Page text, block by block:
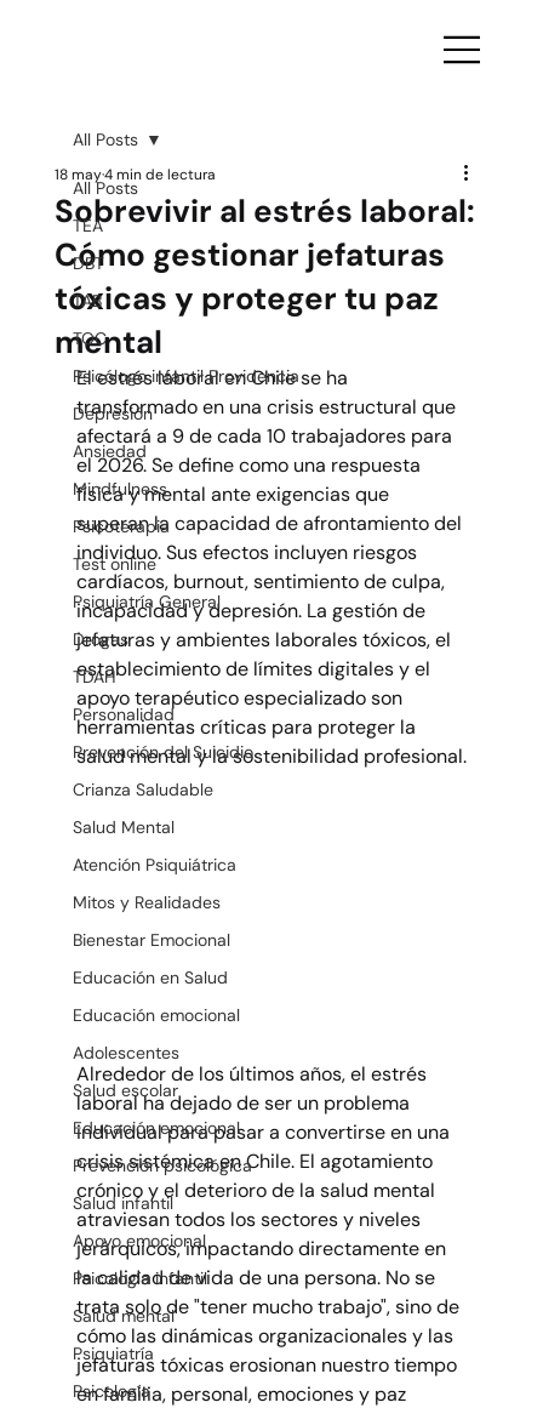
All Posts
TEA
DBT
TAB
TOC
Psicólogo infantil Providencia
Depresión
Ansiedad
Mindfulness
Psicoterapia
Test online
Psiquiatría General
Drogas
TDAH
Personalidad
Prevención del Suicidio
Crianza Saludable
Salud Mental
Atención Psiquiátrica
Mitos y Realidades
Bienestar Emocional
Educación en Salud
Educación emocional
Adolescentes
Salud escolar
Educación emocional
Prevención psicológica
Salud infantil
Apoyo emocional
Psicología infantil
Salud mental
Psiquiatría
Psicología
All Posts
Sobrevivir al estrés laboral:
Cómo gestionar jefaturas
tóxicas y proteger tu paz
mental
18 may4 min de lectura
El estrés laboral en Chile se ha
transformado en una crisis estructural que
afectará a 9 de cada 10 trabajadores para
el 2026. Se define como una respuesta
física y mental ante exigencias que
superan la capacidad de afrontamiento del
individuo. Sus efectos incluyen riesgos
cardíacos, burnout, sentimiento de culpa,
incapacidad y depresión. La gestión de
jefaturas y ambientes laborales tóxicos, el
establecimiento de límites digitales y el
apoyo terapéutico especializado son
herramientas críticas para proteger la
salud mental y la sostenibilidad profesional.
Alrededor de los últimos años, el estrés
laboral ha dejado de ser un problema
individual para pasar a convertirse en una
crisis sistémica en Chile. El agotamiento
crónico y el deterioro de la salud mental
atraviesan todos los sectores y niveles
jerárquicos, impactando directamente en
la calidad de vida de una persona. No se
trata solo de "tener mucho trabajo", sino de
cómo las dinámicas organizacionales y las
jefaturas tóxicas erosionan nuestro tiempo
en familia, personal, emociones y paz